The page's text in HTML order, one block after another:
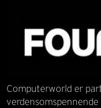
Computerworld er